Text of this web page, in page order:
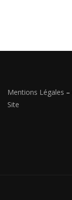
Mentions Légales –
Site